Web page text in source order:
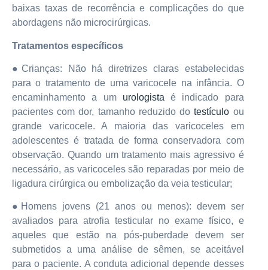
baixas taxas de recorrência e complicações do que
abordagens não microcirúrgicas.
Tratamentos específicos
●Crianças: Não há diretrizes claras estabelecidas
para o tratamento de uma varicocele na infância. O
encaminhamento a um urologista é indicado para
pacientes com dor, tamanho reduzido dotestículo ou
grande varicocele. A maioria das varicoceles em
adolescentes é tratada de forma conservadora com
observação. Quando um tratamento mais agressivo é
necessário, as varicoceles são reparadas por meio de
ligadura cirúrgica ou embolização da veia testicular;
●Homens jovens (21 anos ou menos): devem ser
avaliados para atrofia testicular no exame físico, e
aqueles que estão na pós-puberdade devem ser
submetidos a uma análise de sêmen, se aceitável
para o paciente. A conduta adicional depende desses